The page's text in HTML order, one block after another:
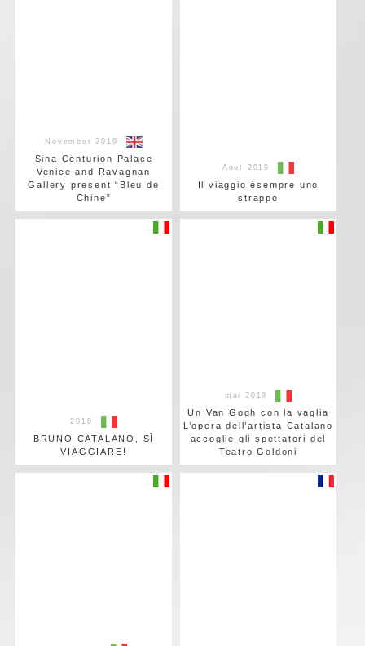
November 2019
Sina Centurion Palace
Venice and Ravagnan
Gallery present “Bleu de
Chine”
Aout 2019
Il viaggio èsempre uno
strappo
2018
BRUNO CATALANO, SÌ
VIAGGIARE!
mai 2019
Un Van Gogh con la vaglia
L’opera dell’artista Catalano
accoglie gli spettatori del
Teatro Goldoni